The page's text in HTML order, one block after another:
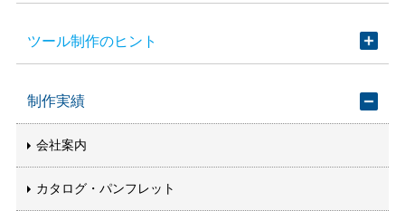
ツール制作のヒント
制作実績
会社案内
カタログ・パンフレット